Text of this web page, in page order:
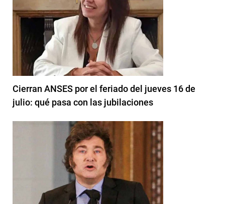
Cierran ANSES por el feriado del jueves 16 de
julio: qué pasa con las jubilaciones